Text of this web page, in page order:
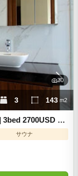
30
3bed 2700USD ホ
サウナ
3 143 m2